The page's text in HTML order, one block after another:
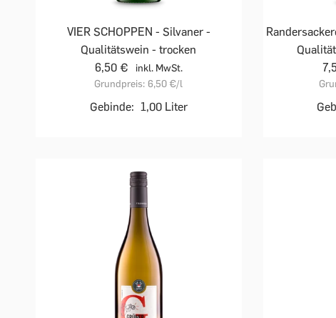
VIER SCHOPPEN - Silvaner -
Qualitätswein - trocken
6,50 €
inkl. MwSt.
Grundpreis: 6,50 €/l
Gebinde: 1,00 Liter